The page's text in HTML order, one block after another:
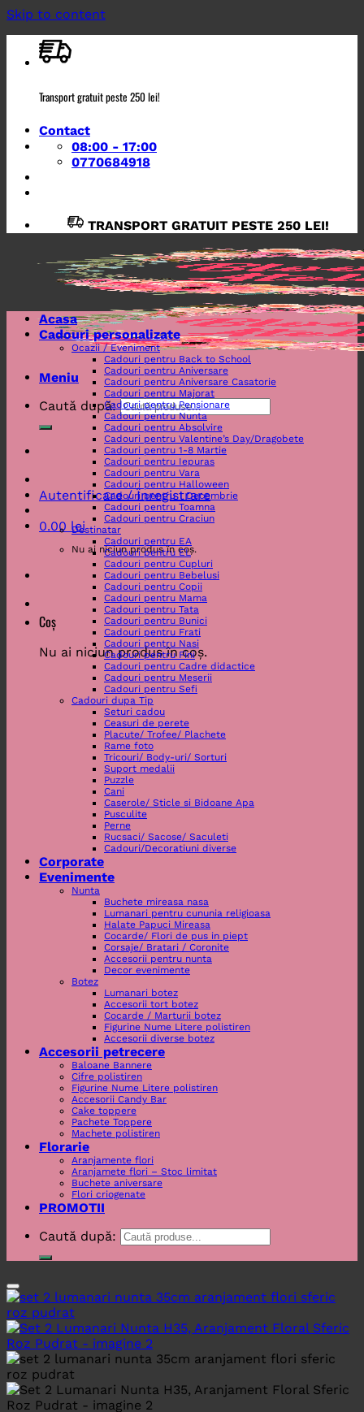
Skip to content
Transport gratuit peste 250 lei!
Contact
08:00 - 17:00
0770684918
TRANSPORT GRATUIT PESTE 250 LEI!
Meniu
Caută după:
Autentificare / Înregistrare
0.00 lei
Nu ai niciun produs în coș.
Coș
Nu ai niciun produs în coș.
Acasa
Cadouri personalizate
Ocazii / Eveniment
Cadouri pentru Back to School
Cadouri pentru Aniversare
Cadouri pentru Aniversare Casatorie
Cadouri pentru Majorat
Cadouri pentru Pensionare
Cadouri pentru Nunta
Cadouri pentru Absolvire
Cadouri pentru Valentine’s Day/Dragobete
Cadouri pentru 1-8 Martie
Cadouri pentru Iepuras
Cadouri pentru Vara
Cadouri pentru Halloween
Cadouri pentru 1 Decembrie
Cadouri pentru Toamna
Cadouri pentru Craciun
Destinatar
Cadouri pentru EA
Cadouri pentru EL
Cadouri pentru Cupluri
Cadouri pentru Bebelusi
Cadouri pentru Copii
Cadouri pentru Mama
Cadouri pentru Tata
Cadouri pentru Bunici
Cadouri pentru Frati
Cadouri pentru Nasi
Cadouri pentru Fini
Cadouri pentru Cadre didactice
Cadouri pentru Meserii
Cadouri pentru Sefi
Cadouri dupa Tip
Seturi cadou
Ceasuri de perete
Placute/ Trofee/ Plachete
Rame foto
Tricouri/ Body-uri/ Sorturi
Suport medalii
Puzzle
Cani
Caserole/ Sticle si Bidoane Apa
Pusculite
Perne
Rucsaci/ Sacose/ Saculeti
Cadouri/Decoratiuni diverse
Corporate
Evenimente
Nunta
Buchete mireasa nasa
Lumanari pentru cununia religioasa
Halate Papuci Mireasa
Cocarde/ Flori de pus in piept
Corsaje/ Bratari / Coronite
Accesorii pentru nunta
Decor evenimente
Botez
Lumanari botez
Accesorii tort botez
Cocarde / Marturii botez
Figurine Nume Litere polistiren
Accesorii diverse botez
Accesorii petrecere
Baloane Bannere
Cifre polistiren
Figurine Nume Litere polistiren
Accesorii Candy Bar
Cake toppere
Pachete Toppere
Machete polistiren
Florarie
Aranjamente flori
Aranjamete flori – Stoc limitat
Buchete aniversare
Flori criogenate
PROMOTII
Caută după: